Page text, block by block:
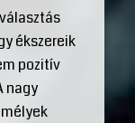
ékszereik
pozitív
nagy